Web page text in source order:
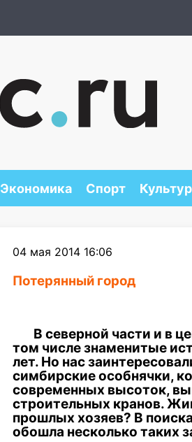
Экономика Спорт
04 мая 2014 16:06
Потерянный город
В северной части и в
том числе знаменитые
лет. Но нас
симбирские особнячки,
современных высоток,
строительных кранов.
прошлых хозяев? В
обошла несколько таких